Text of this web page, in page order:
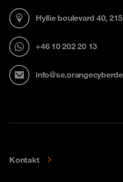
Hyllie boulevard 40,
+46 10 202 20 13
Kontakt